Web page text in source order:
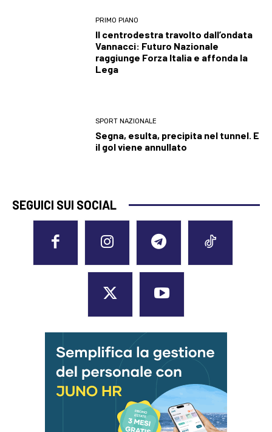
PRIMO PIANO
Il centrodestra travolto dall’ondata
Vannacci: Futuro Nazionale
raggiunge Forza Italia e affonda la
Lega
SPORT NAZIONALE
Segna, esulta, precipita nel tunnel. E
il gol viene annullato
SEGUICI SUI SOCIAL